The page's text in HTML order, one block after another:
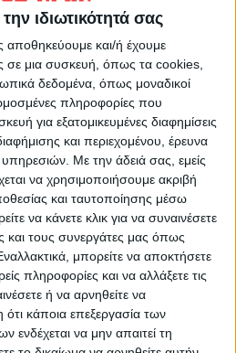
ιδιωτικότητά σας
αποθηκεύουμε και/ή έχουμε
μια συσκευή, όπως τα cookies,
δεδομένα, όπως μοναδικοί
πληροφορίες που
για εξατομικευμένες διαφημίσεις
και περιεχομένου, έρευνα
Με την άδειά σας, εμείς
να χρησιμοποιήσουμε ακριβή
και ταυτοποίησης μέσω
να κάνετε κλικ για να συναινέσετε
και τους συνεργάτες μας όπως
μπορείτε να αποκτήσετε
πληροφορίες και να αλλάξετε τις
ή να αρνηθείτε να
κάποια επεξεργασία των
να μην απαιτεί τη
της μέχρι σήμερα
το IP του
για την
βρίσκοντας τα
στην διεύθυνση
και βρήκαν τηγιαγιά
αναγνώρισε την
οι ερευνητές
δολοφόνοι στην
να πληρώσει
Τελικά, η